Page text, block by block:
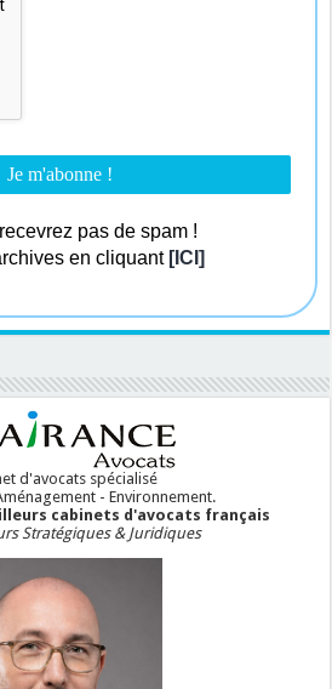
pas de spam !
en cliquant [ICI]
d'avocats spécialisé
- Environnement.
cabinets d'avocats français
Stratégiques & Juridiques